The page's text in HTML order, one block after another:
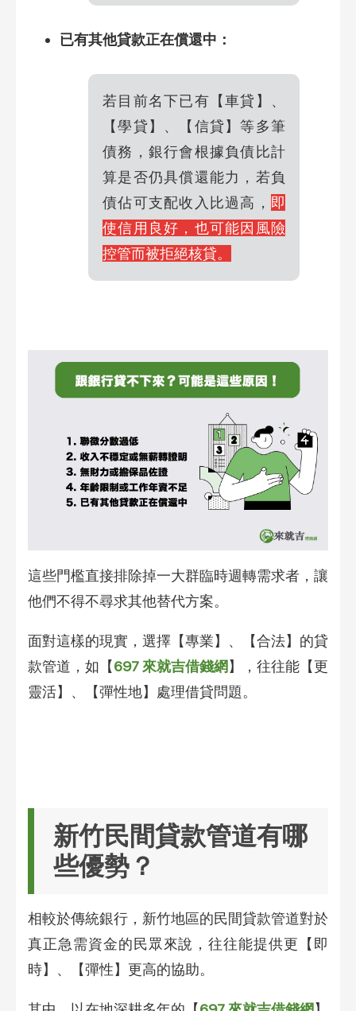
已有其他貸款正在償還中：
若目前名下已有【車貸】、
【學貸】、【信貸】等多筆
債務，銀行會根據負債比計
算是否仍具償還能力，若負
債佔可支配收入比過高， 即
使信用良好，也可能因風險
控管而被拒絕核貸。
這些門檻直接排除掉一大群臨時週轉需求者，讓
他們不得不尋求其他替代方案。
面對這樣的現實，選擇【專業】、【合法】的貸
款管道，如【697 來就吉借錢網 】，往往能【更
靈活】、【彈性地】處理借貸問題。
新竹民間貸款管道有哪
些優勢？
相較於傳統銀行，新竹地區的民間貸款管道對於
真正急需資金的民眾來說，往往能提供更【即
時】、【彈性】更高的協助。